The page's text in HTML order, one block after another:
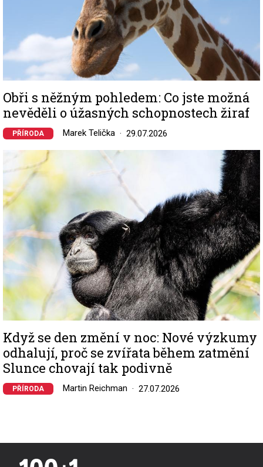
Obři s něžným pohledem: Co jste možná
nevěděli o úžasných schopnostech žiraf
PŘÍRODA Marek Telička 29.07.2026
Image
Když se den změní v noc: Nové výzkumy
odhalují, proč se zvířata během zatmění
Slunce chovají tak podivně
PŘÍRODA Martin Reichman 27.07.2026